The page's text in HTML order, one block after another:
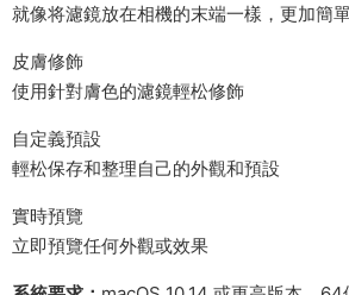
就像将濾鏡放在相機的末端一樣，更加簡
皮膚修飾
使用針對膚色的濾鏡輕松修飾
自定義預設
輕松保存和整理自己的外觀和預設
實時預覽
立即預覽任何外觀或效果